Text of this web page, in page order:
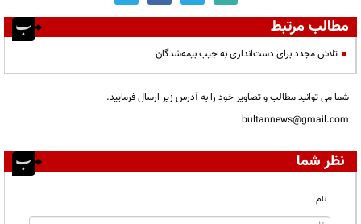
مطالب مرتبط
تلاش مجدد برای دست‌اندازی به جیب بیمه‌شدگان
شما می توانید مطالب و تصاویر خود را به آدرس زیر ارسال فرمایید.
bultannews@gmail.com
نظر شما
نام